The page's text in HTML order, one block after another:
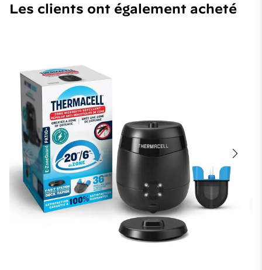
Heures de protection
Jusqu'à 40 heures
Longueur
Largeur
Hauteur 6,35 cm
Poids
(1) cartouche de
recharge 1 once
Type de chargement N/A
Numéro de modèle LR140CA
Les clients ont également acheté